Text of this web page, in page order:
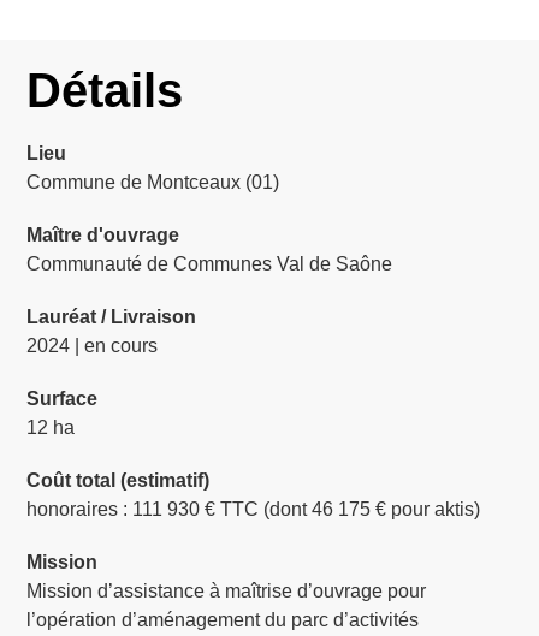
Détails
Lieu
Commune de Montceaux (01)
Maître d'ouvrage
Communauté de Communes Val de Saône
Lauréat / Livraison
2024 | en cours
Surface
12 ha
Coût total (estimatif)
honoraires : 111 930 € TTC (dont 46 175 € pour aktis)
Mission
Mission d’assistance à maîtrise d’ouvrage pour
l’opération d’aménagement du parc d’activités